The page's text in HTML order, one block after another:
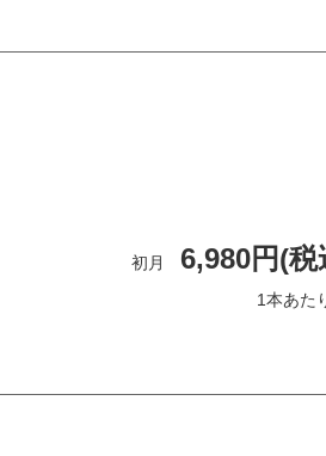
初月 6,980円(
1本あた